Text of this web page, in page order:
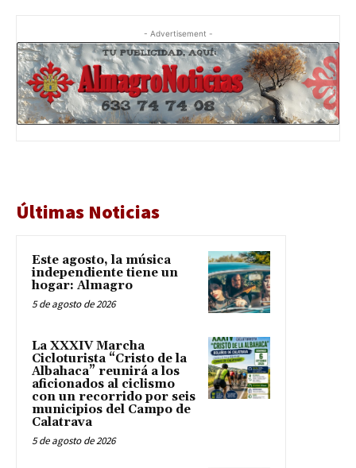
- Advertisement -
Últimas Noticias
Este agosto, la música
independiente tiene un
hogar: Almagro
5 de agosto de 2026
La XXXIV Marcha
Cicloturista “Cristo de la
Albahaca” reunirá a los
aficionados al ciclismo
con un recorrido por seis
municipios del Campo de
Calatrava
5 de agosto de 2026